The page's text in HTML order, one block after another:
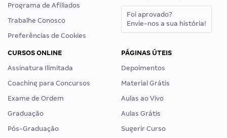
Programa de Afiliados
Trabalhe Conosco
Preferências de Cookies
Foi aprovado?
Envie-nos a sua história!
CURSOS ONLINE
Assinatura Ilimitada
Coaching para Concursos
Exame de Ordem
Graduação
Pós-Graduação
PÁGINAS ÚTEIS
Depoimentos
Material Grátis
Aulas ao Vivo
Aulas Grátis
Sugerir Curso